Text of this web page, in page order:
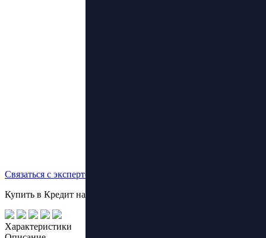
Связаться с экспертом
Купить в Кредит на выгодных условиях!
Характеристики